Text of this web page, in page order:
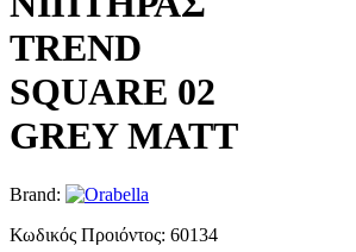
TREND
SQUARE 02
GREY MATT
Brand:
Κωδικός Προιόντος: 60134